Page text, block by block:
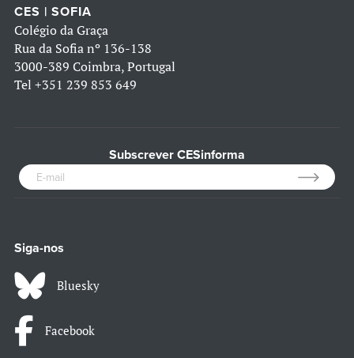
CES | SOFIA
Colégio da Graça
Rua da Sofia nº 136-138
3000-389 Coimbra, Portugal
Tel +351 239 853 649
Subscrever CESinforma
Siga-nos
Bluesky
Facebook